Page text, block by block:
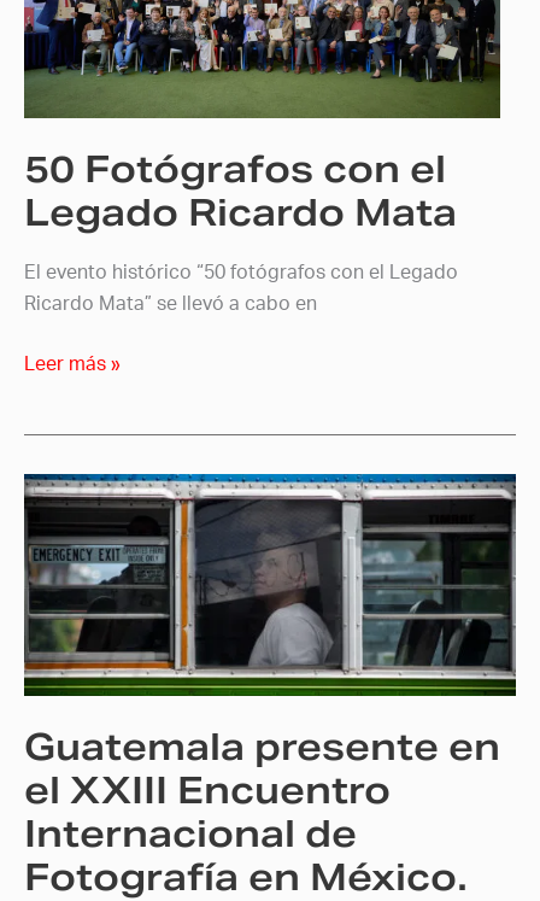
50 Fotógrafos con el
Legado Ricardo Mata
El evento histórico “50 fotógrafos con el Legado
Ricardo Mata” se llevó a cabo en
Ricardo
Mata
Leer más »
Guatemala presente en
el XXIII Encuentro
Internacional de
Fotografía en México.
Guatemala
en
el
XXIII
Encuentro
Internacional
Fotografía
México.